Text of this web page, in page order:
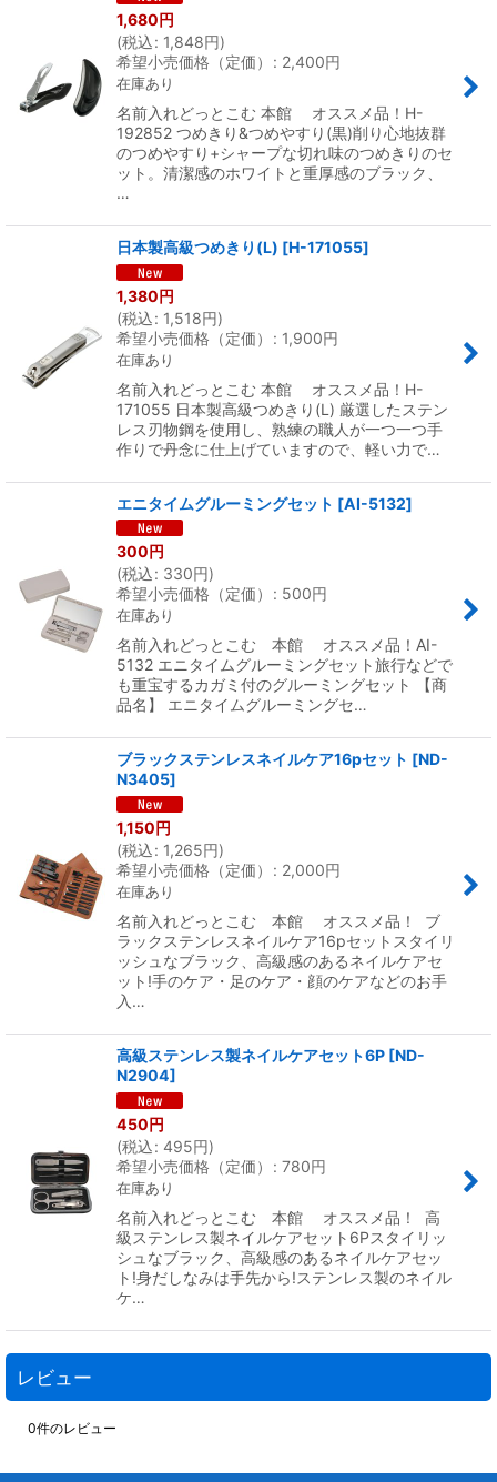
1,680円
(税込: 1,848円)
希望小売価格（定価）
: 2,400円
在庫あり
名前入れどっとこむ 本館 オススメ品！H-
192852 つめきり&つめやすり(黒)削り心地抜群
のつめやすり+シャープな切れ味のつめきりのセ
ット。清潔感のホワイトと重厚感のブラック、
…
日本製高級つめきり(L) [H-171055]
1,380円
(税込: 1,518円)
希望小売価格（定価）
: 1,900円
在庫あり
名前入れどっとこむ 本館 オススメ品！H-
171055 日本製高級つめきり(L) 厳選したステン
レス刃物鋼を使用し、熟練の職人が一つ一つ手
作りで丹念に仕上げていますので、軽い力で…
エニタイムグルーミングセット [AI-5132]
300円
(税込: 330円)
希望小売価格（定価）
: 500円
在庫あり
名前入れどっとこむ 本館 オススメ品！AI-
5132 エニタイムグルーミングセット旅行などで
も重宝するカガミ付のグルーミングセット 【商
品名】 エニタイムグルーミングセ…
ブラックステンレスネイルケア16pセット [ND-
N3405]
1,150円
(税込: 1,265円)
希望小売価格（定価）
: 2,000円
在庫あり
名前入れどっとこむ 本館 オススメ品！ ブ
ラックステンレスネイルケア16pセットスタイリ
ッシュなブラック、高級感のあるネイルケアセ
ット!手のケア・足のケア・顔のケアなどのお手
入…
高級ステンレス製ネイルケアセット6P [ND-
N2904]
450円
(税込: 495円)
希望小売価格（定価）
: 780円
在庫あり
名前入れどっとこむ 本館 オススメ品！ 高
級ステンレス製ネイルケアセット6Pスタイリッ
シュなブラック、高級感のあるネイルケアセッ
ト!身だしなみは手先から!ステンレス製のネイル
ケ…
レビュー
0件のレビュー